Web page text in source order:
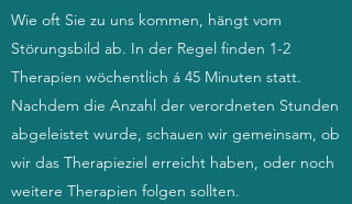
Wie oft Sie zu uns kommen, hängt vom
Störungsbild ab. In der Regel finden 1-2
Therapien wöchentlich á 45 Minuten statt.
Nachdem die Anzahl der verordneten Stunden
abgeleistet wurde, schauen wir gemeinsam, ob
wir das Therapieziel erreicht haben, oder noch
weitere Therapien folgen sollten.